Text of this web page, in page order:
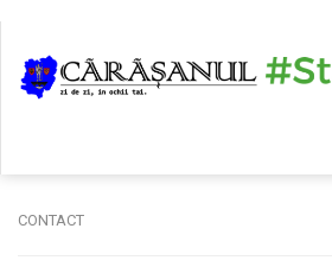
CONTACT